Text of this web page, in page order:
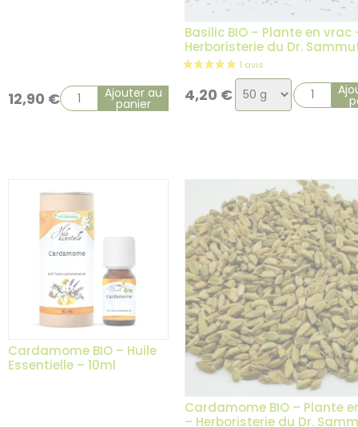
12,90 € Ajouter au
panier
Basilic BIO – Plante en vrac
Herboristerie du Dr.
4,20 € Choix
de
Cardamome BIO – Huile
Essentielle – 10ml
Cardamome BIO – Plante
– Herboristerie du Dr.